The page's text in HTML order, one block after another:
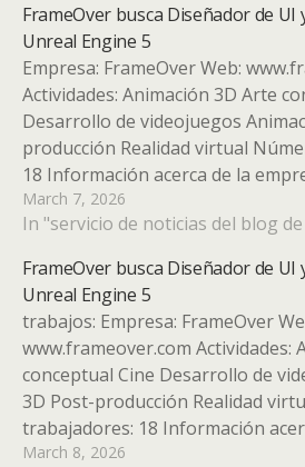
FrameOver busca Diseñador de
Unreal Engine 5
Empresa: FrameOver Web:
Actividades: Animación 3D Arte
Desarrollo de videojuegos
producción Realidad virtual
18 Información acerca de la
FrameOver realiza trabajos de
todo tipo de clientes y marcas.
March 7, 2026
In "servicio de noticias del blog
FrameOver busca Diseñador de
Unreal Engine 5
trabajos: Empresa: FrameOver
www.frameover.com Actividades:
conceptual Cine Desarrollo de
3D Post-producción Realidad
trabajadores: 18 Información
Desde 2011 FrameOver realiza
March 8, 2026